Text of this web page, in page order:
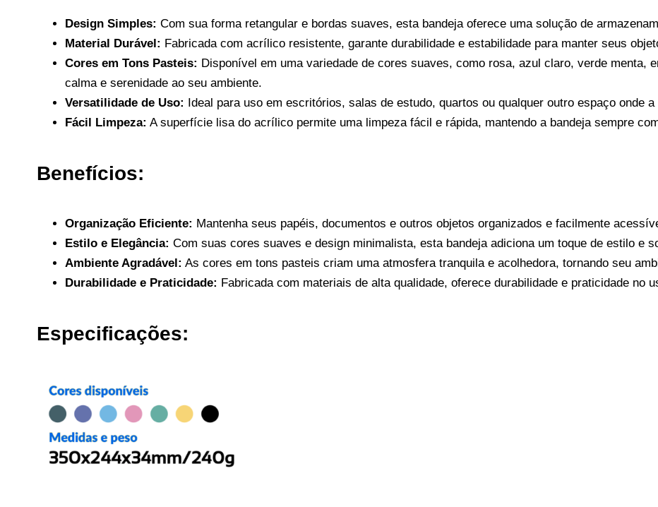
Design Simples: Com sua forma retangular e bordas suaves, esta bandeja oferece uma solução de
Material Durável: Fabricada com acrílico resistente, garante durabilidade e estabilidade para manter seus
Cores em Tons Pasteis: Disponível em uma variedade de cores suaves, como rosa, azul claro, verde menta,
calma e serenidade ao seu ambiente.
Versatilidade de Uso:
Ideal para uso em escritórios, salas de estudo, quartos ou qualquer outro espaço onde
Fácil Limpeza: A superfície lisa do acrílico permite uma limpeza fácil e rápida, mantendo a bandeja sempre
Benefícios:
Organização Eficiente: Mantenha seus papéis, documentos e outros objetos organizados e facilmente
Estilo e Elegância: Com suas cores suaves e design minimalista, esta bandeja adiciona um toque de estilo e
Ambiente Agradável: As cores em tons pasteis criam uma atmosfera tranquila e acolhedora, tornando seu
Durabilidade e Praticidade: Fabricada com materiais de alta qualidade, oferece durabilidade e praticidade no
Especificações: